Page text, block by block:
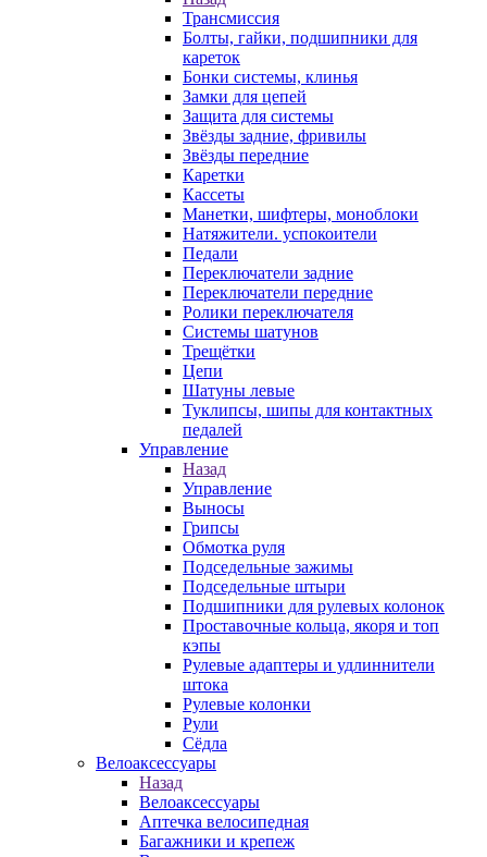
Трансмиссия
Болты, гайки, подшипники для
кареток
Бонки системы, клинья
Замки для цепей
Защита для системы
Звёзды задние, фривилы
Звёзды передние
Каретки
Кассеты
Манетки, шифтеры, моноблоки
Натяжители. успокоители
Педали
Переключатели задние
Переключатели передние
Ролики переключателя
Системы шатунов
Трещётки
Цепи
Шатуны левые
Туклипсы, шипы для контактных
педалей
Управление
Назад
Управление
Выносы
Грипсы
Обмотка руля
Подседельные зажимы
Подседельные штыри
Подшипники для рулевых колонок
Проставочные кольца, якоря и топ
кэпы
Рулевые адаптеры и удлиннители
штока
Рулевые колонки
Рули
Сёдла
Велоаксессуары
Назад
Велоаксессуары
Аптечка велосипедная
Багажники и крепеж